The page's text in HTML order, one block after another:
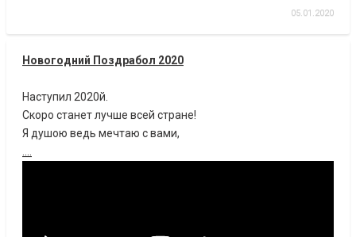
05.01.2020
Новогодний Поздрабол 2020
Наступил 2020й.
Скоро станет лучше всей стране!
Я душою ведь мечтаю с вами,